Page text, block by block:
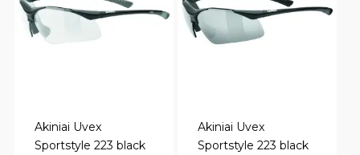
Akiniai Uvex
Sportstyle 223 black
Akiniai Uvex
Sportstyle 223 black